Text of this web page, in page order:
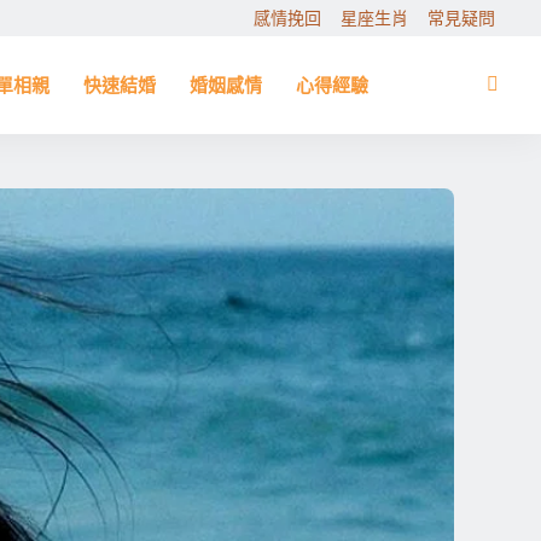
感情挽回 星座生肖 常見疑問
相親 快速結婚 婚姻感情 心得經驗